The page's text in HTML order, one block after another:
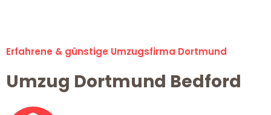
Erfahrene & günstige Umzugsfirma Dortmund
Umzug Dortmund Bedford